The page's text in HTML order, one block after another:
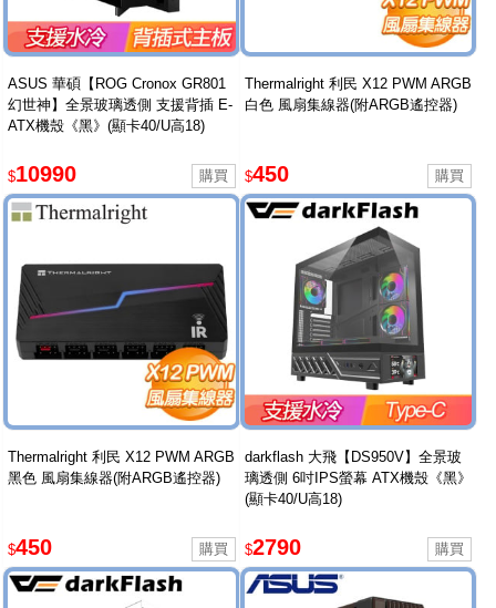
ASUS 華碩【ROG Cronox GR801
幻世神】全景玻璃透側 支援背插 E-
ATX機殼《黑》(顯卡40/U高18)
$10990
Thermalright 利民 X12 PWM ARGB
白色 風扇集線器(附ARGB遙控器)
$450
Thermalright 利民 X12 PWM ARGB
黑色 風扇集線器(附ARGB遙控器)
$450
darkflash 大飛【DS950V】全景玻
璃透側 6吋IPS螢幕 ATX機殼《黑》
(顯卡40/U高18)
$2790